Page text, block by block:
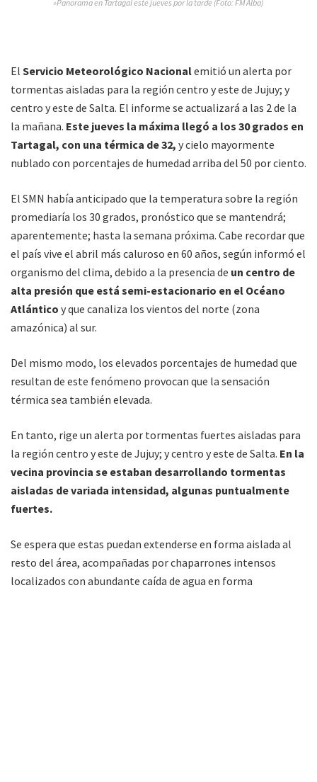
»Panorama en Tartagal este jueves por la tarde (Foto: FM Alba)
El Servicio Meteorológico Nacionalemitió un alerta por
tormentas aisladas para la región centro y este de Jujuy; y
centro y este de Salta. El informe se actualizará a las 2 de la
la mañana. Este jueves la máxima llegó a los 30 grados en
Tartagal, con una térmica de 32, y cielo mayormente
nublado con porcentajes de humedad arriba del 50 por ciento.
El SMN había anticipado que la temperatura sobre la región
promediaría los 30 grados, pronóstico que se mantendrá;
aparentemente; hasta la semana próxima. Cabe recordar que
el país vive el abril más caluroso en 60 años, según informó el
organismo del clima, debido a la presencia de un centro de
alta presión que está semi-estacionario en el Océano
Atlántico y que canaliza los vientos del norte (zona
amazónica) al sur.
Del mismo modo, los elevados porcentajes de humedad que
resultan de este fenómeno provocan que la sensación
térmica sea también elevada.
En tanto, rige un alerta por tormentas fuertes aisladas para
la región centro y este de Jujuy; y centro y este de Salta. En la
vecina provincia se estaban desarrollando tormentas
aisladas de variada intensidad, algunas puntualmente
fuertes.
Se espera que estas puedan extenderse en forma aislada al
resto del área, acompañadas por chaparrones intensos
localizados con abundante caída de agua en forma